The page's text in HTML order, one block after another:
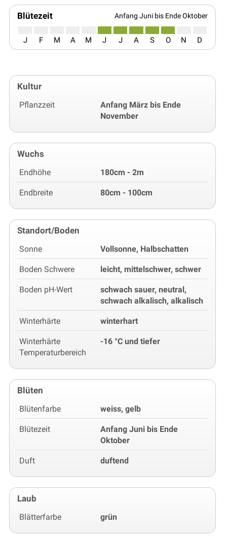
Blütezeit Anfang Juni bis Ende Oktober
J F M A M J J A S O N D
Kultur
Pflanzzeit
Anfang März bis Ende
November
Wuchs
Endhöhe 180cm - 2m
Endbreite 80cm - 100cm
Standort/Boden
Sonne Vollsonne, Halbschatten
Boden Schwere leicht, mittelschwer, schwer
Boden pH-Wert
schwach sauer, neutral,
schwach alkalisch, alkalisch
Winterhärte winterhart
Winterhärte
Temperaturbereich
-16 °C und tiefer
Blüten
Blütenfarbe weiss, gelb
Blütezeit
Anfang Juni bis Ende
Oktober
Duft duftend
Laub
Blätterfarbe grün